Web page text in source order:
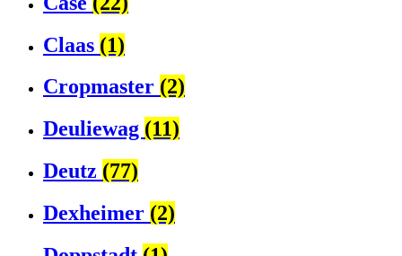
Claas (1)
Cropmaster (2)
Deuliewag (11)
Deutz (77)
Dexheimer (2)